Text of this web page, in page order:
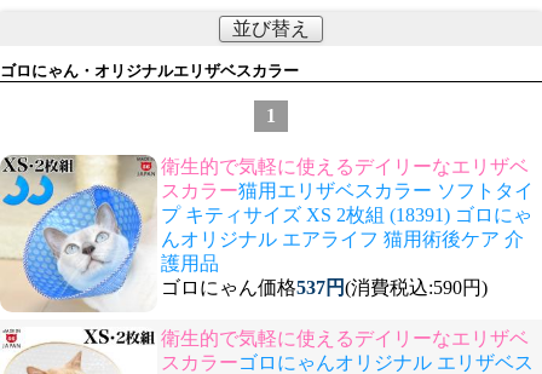
並び替え
ゴロにゃん・オリジナルエリザベスカラー
1
衛生的で気軽に使えるデイリーなエリザベ
スカラー猫用エリザベスカラー ソフトタイ
プ キティサイズ XS 2枚組 (18391) ゴロにゃ
んオリジナル エアライフ 猫用術後ケア 介
護用品
ゴロにゃん価格537円(消費税込:590円)
衛生的で気軽に使えるデイリーなエリザベ
スカラーゴロにゃんオリジナル エリザベス